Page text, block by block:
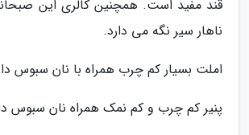
قند مفید است. همچنین کالری این
ناهار سیر نگه می دارد.
املت بسیار کم چرب همراه با نان سبوس
پنیر کم چرب و کم نمک همراه نان سبوس